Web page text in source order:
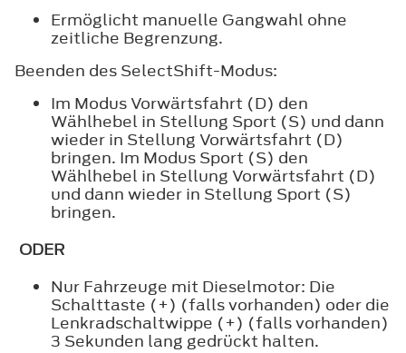
Ermöglicht manuelle Gangwahl ohne
zeitliche Begrenzung.
Beenden des SelectShift-Modus:
Im Modus Vorwärtsfahrt (D) den
Wählhebel in Stellung Sport (S) und dann
wieder in Stellung Vorwärtsfahrt (D)
bringen. Im Modus Sport (S) den
Wählhebel in Stellung Vorwärtsfahrt (D)
und dann wieder in Stellung Sport (S)
bringen.
ODER
Nur Fahrzeuge mit Dieselmotor: Die
Schalttaste (+) (falls vorhanden) oder die
Lenkradschaltwippe (+) (falls vorhanden)
3 Sekunden lang gedrückt halten.